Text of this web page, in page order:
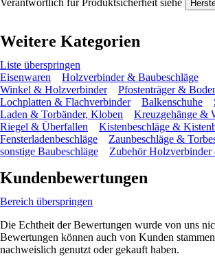
Verantwortlich für Produktsicherheit siehe
Weitere Kategorien
Liste überspringen
Eisenwaren
Holzverbinder & Baubeschläge
Winkel & Holzverbinder
Pfostenträger &
Lochplatten & Flachverbinder
Balkenschuhe
Laden & Torbänder, Kloben
Kreuzgehänge &
Riegel & Überfallen
Kistenbeschläge &
Fensterladenbeschläge
Zaunbeschläge &
sonstige Baubeschläge
Zubehör Holzverbinder
Kundenbewertungen
Bereich überspringen
Die Echtheit der Bewertungen wurde von uns
Bewertungen können auch von Kunden
nachweislich genutzt oder gekauft haben.